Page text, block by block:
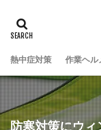
熱中症対策 作業ヘル
防寒対策にウ